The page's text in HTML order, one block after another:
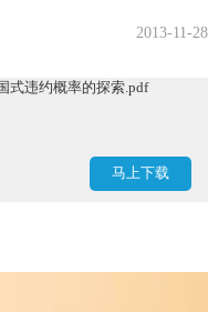
2013-11-28
式违约概率的探索.pdf
马上下载